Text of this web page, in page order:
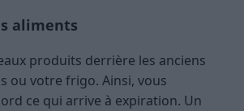
aliments
produits derrière les anciens
ou votre frigo. Ainsi, vous
ce qui arrive à expiration. Un